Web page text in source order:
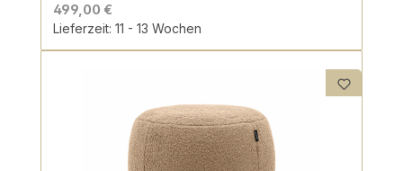
499,00 €
Lieferzeit: 11 - 13 Wochen